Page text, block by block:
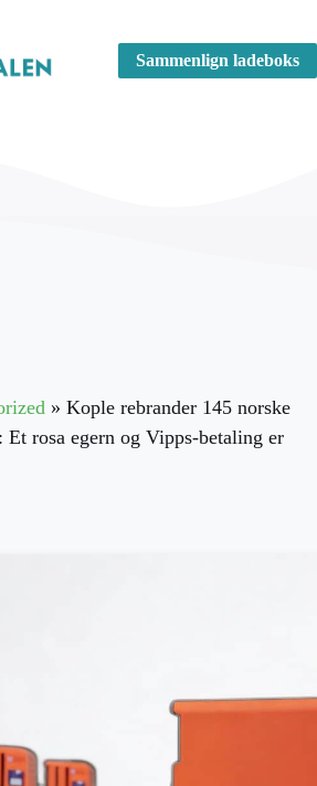
Sammenlign ladeboks
» Kople rebrander 145 norske
Et rosa egern og Vipps-betaling er